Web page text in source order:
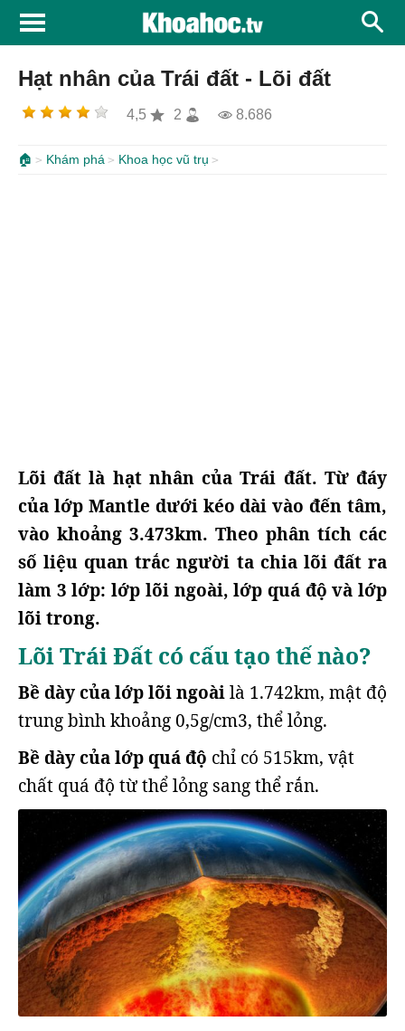
Hạt nhân của Trái đất - Lõi đất
4,5 2 8.686
🏠 Khám phá Khoa học vũ trụ
Lõi đất là hạt nhân của Trái đất. Từ đáy
của lớp Mantle dưới kéo dài vào đến tâm,
vào khoảng 3.473km. Theo phân tích các
số liệu quan trắc người ta chia lõi đất ra
làm 3 lớp: lớp lõi ngoài, lớp quá độ và lớp
lõi trong.
Lõi Trái Đất có cấu tạo thế nào?
Bề dày của lớp lõi ngoàilà 1.742km, mật độ
trung bình khoảng 0,5g/cm3, thể lỏng.
Bề dày của lớp quá độ chỉ có 515km, vật
chất quá độ từ thể lỏng sang thể rắn.